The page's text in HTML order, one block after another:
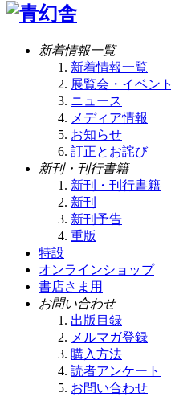
新着情報一覧
新着情報一覧
展覧会・イベント
ニュース
メディア情報
お知らせ
訂正とお詫び
新刊・刊行書籍
新刊・刊行書籍
新刊
新刊予告
重版
特設
オンラインショップ
書店さま用
お問い合わせ
出版目録
メルマガ登録
購入方法
読者アンケート
お問い合わせ